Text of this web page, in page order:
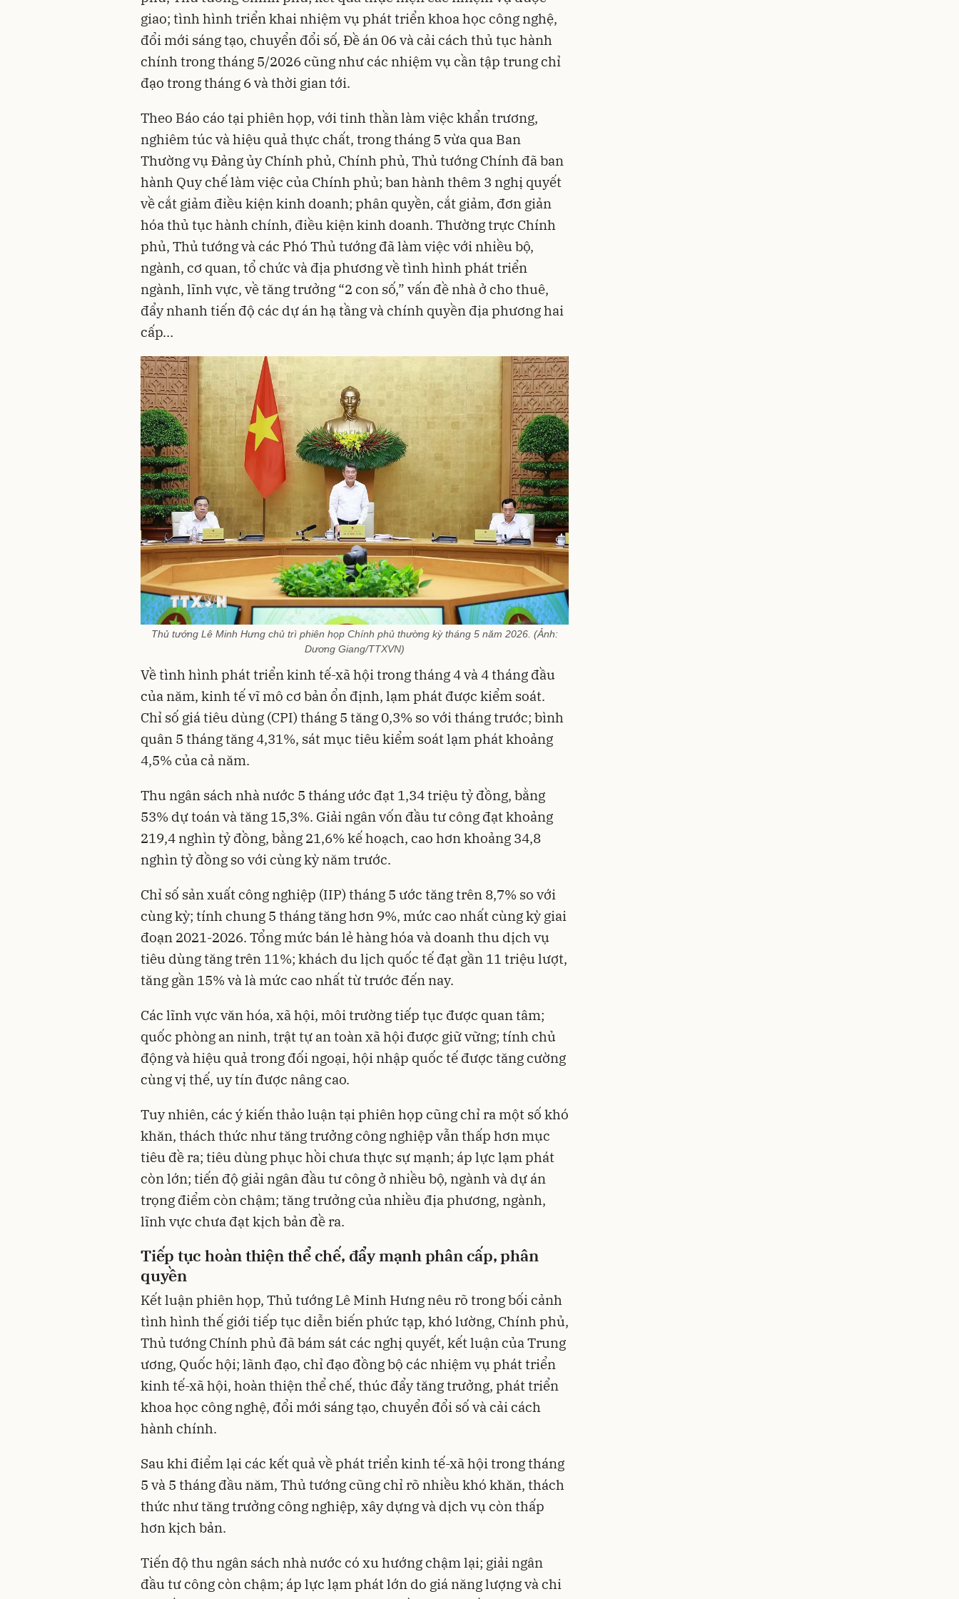
giao; tình hình triển khai nhiệm vụ phát triển khoa học công nghệ,
đổi mới sáng tạo, chuyển đổi số, Đề án 06 và cải cách thủ tục hành
chính trong tháng 5/2026 cũng như các nhiệm vụ cần tập trung chỉ
đạo trong tháng 6 và thời gian tới.
Theo Báo cáo tại phiên họp, với tinh thần làm việc khẩn trương,
nghiêm túc và hiệu quả thực chất, trong tháng 5 vừa qua Ban
Thường vụ Đảng ủy Chính phủ, Chính phủ, Thủ tướng Chính đã ban
hành Quy chế làm việc của Chính phủ; ban hành thêm 3 nghị quyết
về cắt giảm điều kiện kinh doanh; phân quyền, cắt giảm, đơn giản
hóa thủ tục hành chính, điều kiện kinh doanh. Thường trực Chính
phủ, Thủ tướng và các Phó Thủ tướng đã làm việc với nhiều bộ,
ngành, cơ quan, tổ chức và địa phương về tình hình phát triển
ngành, lĩnh vực, về tăng trưởng “2 con số,” vấn đề nhà ở cho thuê,
đẩy nhanh tiến độ các dự án hạ tầng và chính quyền địa phương hai
cấp…
Thủ tướng Lê Minh Hưng chủ trì phiên họp Chính phủ thường kỳ tháng 5 năm 2026. (Ảnh:
Dương Giang/TTXVN)
Về tình hình phát triển kinh tế-xã hội trong tháng 4 và 4 tháng đầu
của năm, kinh tế vĩ mô cơ bản ổn định, lạm phát được kiểm soát.
Chỉ số giá tiêu dùng (CPI) tháng 5 tăng 0,3% so với tháng trước; bình
quân 5 tháng tăng 4,31%, sát mục tiêu kiểm soát lạm phát khoảng
4,5% của cả năm.
Thu ngân sách nhà nước 5 tháng ước đạt 1,34 triệu tỷ đồng, bằng
53% dự toán và tăng 15,3%. Giải ngân vốn đầu tư công đạt khoảng
219,4 nghìn tỷ đồng, bằng 21,6% kế hoạch, cao hơn khoảng 34,8
nghìn tỷ đồng so với cùng kỳ năm trước.
Chỉ số sản xuất công nghiệp (IIP) tháng 5 ước tăng trên 8,7% so với
cùng kỳ; tính chung 5 tháng tăng hơn 9%, mức cao nhất cùng kỳ giai
đoạn 2021-2026. Tổng mức bán lẻ hàng hóa và doanh thu dịch vụ
tiêu dùng tăng trên 11%; khách du lịch quốc tế đạt gần 11 triệu lượt,
tăng gần 15% và là mức cao nhất từ trước đến nay.
Các lĩnh vực văn hóa, xã hội, môi trường tiếp tục được quan tâm;
quốc phòng an ninh, trật tự an toàn xã hội được giữ vững; tính chủ
động và hiệu quả trong đối ngoại, hội nhập quốc tế được tăng cường
cùng vị thế, uy tín được nâng cao.
Tuy nhiên, các ý kiến thảo luận tại phiên họp cũng chỉ ra một số khó
khăn, thách thức như tăng trưởng công nghiệp vẫn thấp hơn mục
tiêu đề ra; tiêu dùng phục hồi chưa thực sự mạnh; áp lực lạm phát
còn lớn; tiến độ giải ngân đầu tư công ở nhiều bộ, ngành và dự án
trọng điểm còn chậm; tăng trưởng của nhiều địa phương, ngành,
lĩnh vực chưa đạt kịch bản đề ra.
Tiếp tục hoàn thiện thể chế, đẩy mạnh phân cấp, phân
quyền
Kết luận phiên họp, Thủ tướng Lê Minh Hưng nêu rõ trong bối cảnh
tình hình thế giới tiếp tục diễn biến phức tạp, khó lường, Chính phủ,
Thủ tướng Chính phủ đã bám sát các nghị quyết, kết luận của Trung
ương, Quốc hội; lãnh đạo, chỉ đạo đồng bộ các nhiệm vụ phát triển
kinh tế-xã hội, hoàn thiện thể chế, thúc đẩy tăng trưởng, phát triển
khoa học công nghệ, đổi mới sáng tạo, chuyển đổi số và cải cách
hành chính.
Sau khi điểm lại các kết quả về phát triển kinh tế-xã hội trong tháng
5 và 5 tháng đầu năm, Thủ tướng cũng chỉ rõ nhiều khó khăn, thách
thức như tăng trưởng công nghiệp, xây dựng và dịch vụ còn thấp
hơn kịch bản.
Tiến độ thu ngân sách nhà nước có xu hướng chậm lại; giải ngân
đầu tư công còn chậm; áp lực lạm phát lớn do giá năng lượng và chi